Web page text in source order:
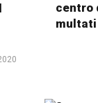
centro
multati